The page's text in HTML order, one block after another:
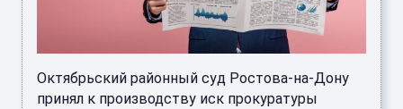
Октябрьский районный суд Ростова-на-Дону
принял к производству иск прокуратуры